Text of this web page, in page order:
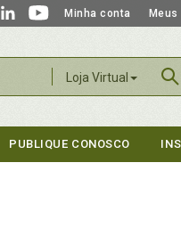
Minha conta
Loja Virtual
PUBLIQUE CONOSCO